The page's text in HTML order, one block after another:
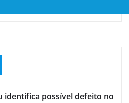
identifica possível defeito no